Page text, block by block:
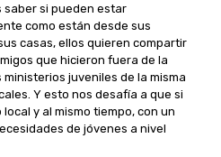
saber si pueden estar
como están desde sus
casas, ellos quieren compartir
que hicieron fuera de la
juveniles de la misma
Y esto nos desafía a que si
y al mismo tiempo, con un
de jóvenes a nivel